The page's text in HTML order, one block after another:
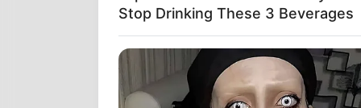
ευρωπαϊκούς
Stop Drinking These 3 Beverages